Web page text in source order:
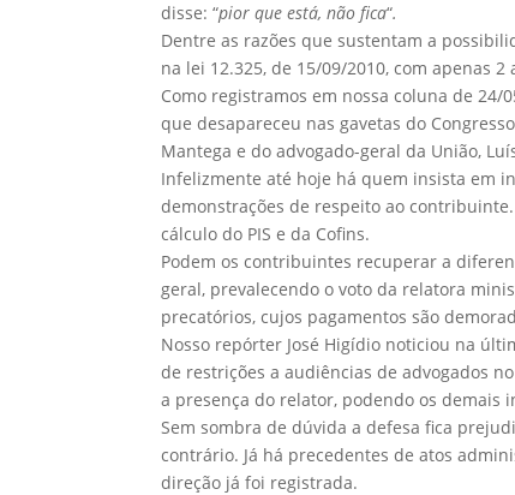
disse: “pior que está, não fica“.
Dentre as razões que sustentam a
na lei 12.325, de 15/09/2010, com apenas
Como registramos em nossa coluna de
que desapareceu nas gavetas do
Mantega e do advogado-geral da União,
Infelizmente até hoje há quem insista em
demonstrações de respeito ao
cálculo do PIS e da Cofins.
Podem os contribuintes recuperar a
geral, prevalecendo o voto da relatora
precatórios, cujos pagamentos são
Nosso repórter José Higídio noticiou na
de restrições a audiências de advogados
a presença do relator, podendo os
Sem sombra de dúvida a defesa fica
contrário. Já há precedentes de atos
direção já foi registrada.